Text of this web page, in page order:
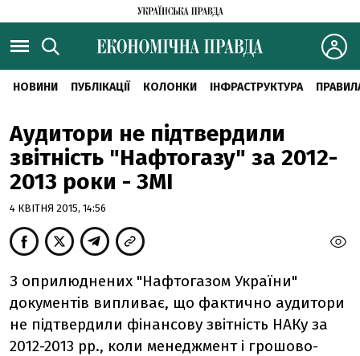
НОВИНИ ПУБЛІКАЦІЇ КОЛОНКИ ІНФРАСТРУКТУРА
Аудитори не підтвердили
звітність "Нафтогазу" за 2012-
2013 роки - ЗМІ
4 КВІТНЯ 2015, 14:56
З оприлюднених "Нафтогазом України"
документів випливає, що фактично аудитори
не підтвердили фінансову звітність НАКу за
2012-2013 рр., коли менеджмент і грошово-